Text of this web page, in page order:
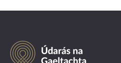
Údarás
na